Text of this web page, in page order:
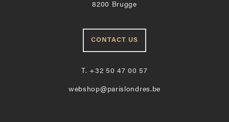
8200 Brugge
CONTACT US
T. +32 50 47 00 57
webshop@parislondres.be